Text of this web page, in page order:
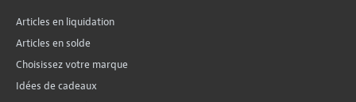
Articles en liquidation
Articles en solde
Choisissez votre marque
Idées de cadeaux